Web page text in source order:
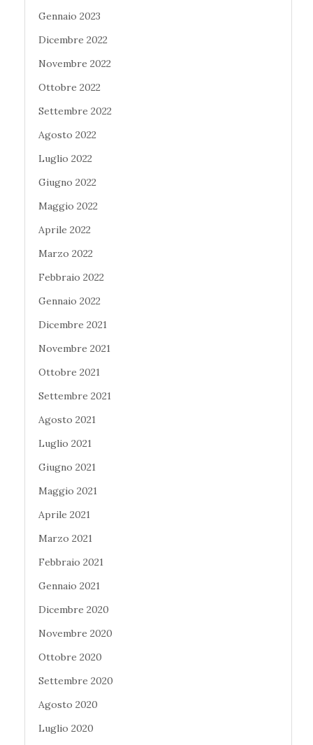
Gennaio 2023
Dicembre 2022
Novembre 2022
Ottobre 2022
Settembre 2022
Agosto 2022
Luglio 2022
Giugno 2022
Maggio 2022
Aprile 2022
Marzo 2022
Febbraio 2022
Gennaio 2022
Dicembre 2021
Novembre 2021
Ottobre 2021
Settembre 2021
Agosto 2021
Luglio 2021
Giugno 2021
Maggio 2021
Aprile 2021
Marzo 2021
Febbraio 2021
Gennaio 2021
Dicembre 2020
Novembre 2020
Ottobre 2020
Settembre 2020
Agosto 2020
Luglio 2020